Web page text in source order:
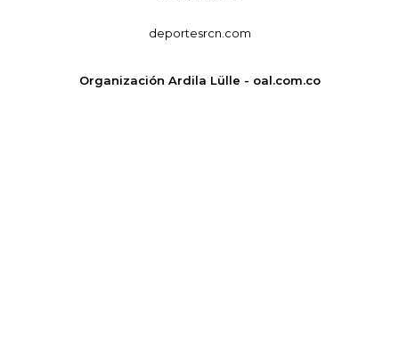
deportesrcn.com
Organización Ardila Lülle - oal.com.co